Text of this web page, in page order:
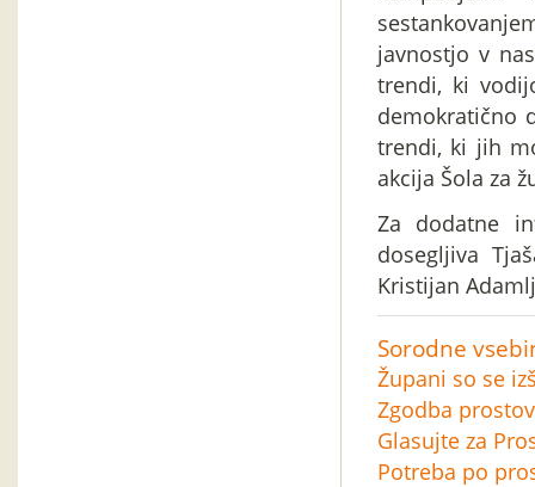
javnostjo v
trendi, ki
demokratično
trendi, ki jih
akcija Šola za
Za dodatne
dosegljiva
Kristijan
Sorodne
Župani so se
Zgodba
Glasujte za
Potreba po